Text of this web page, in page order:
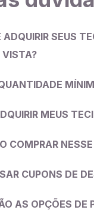
a encolher, então
10 minutos, tire o
e deixe secar
corpo, por isso
confortáveis
confortável, pode
fica bonito e você
peças do seu
ADQUIRIR SEUS
VISTA?
MEUS
COMPRAR
CUPONS DE
AS OPÇÕES DE